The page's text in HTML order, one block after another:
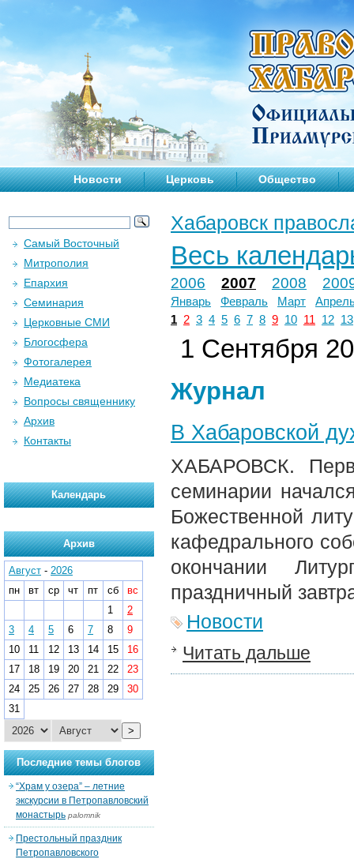
Новости Церковь Общество
Хабаровск
Весь
2006 2007 2008
Январь Февраль Март
1 2 3 4 5 6 7 8 9 10 11 12 13
1 Сентября
Журнал
В Хабаровской
ХАБАРОВСК.
семинарии
Божественной
кафедрального
окончании
праздничный
Новости
Читать дальше
Самый Восточный
Митрополия
Епархия
Семинария
Церковные СМИ
Блогосфера
Фотогалерея
Медиатека
Вопросы священнику
Архив
Контакты
Календарь
Архив
Август - 2026
пн
вт ср чт пт сб
вс
1
2
3
4 5 6 7 8
9
10
11 12 13 14 15
16
17
18 19 20 21 22
23
24
25 26 27 28 29
30
31
>
Последние темы блогов
“Храм у озера” – летние
экскурсии в Петропавловский
монастырь palomnik
Престольный праздник
Петропавловского